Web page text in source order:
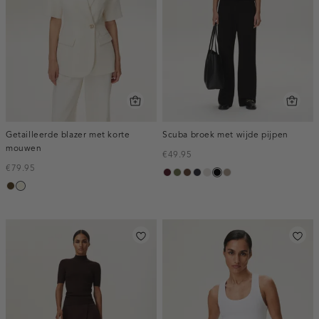
Getailleerde blazer met korte
mouwen
€79.95
toffee
ecru
Scuba broek met wijde pijpen
€49.95
pruim,
groen,
donkerbruin
blauw,
kitzwarttaupe,